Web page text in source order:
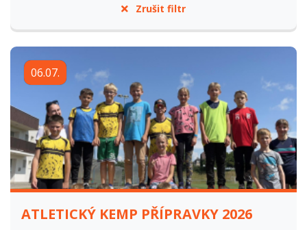
Zrušit filtr
06.07.
ATLETICKÝ KEMP PŘÍPRAVKY 2026